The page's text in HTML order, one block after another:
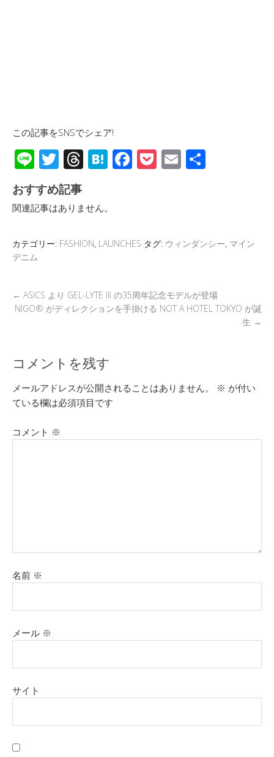
この記事をSNSでシェア!
Li
n
e
T
wi
tt
er
T
hr
e
a
d
H
at
a
F
ac
o
P
o
E
m
おすすめ記事
関連記事はありません。
カテゴリー: FASHION, LAUNCHES タグ: ウィンダンシー, マイン
デニム
← ASICS より GEL-LYTE III の35周年記念モデルが登場
NIGO® がディレクションを手掛ける NOT A HOTEL TOKYO が誕
生 →
コメントを残す
メールアドレスが公開されることはありません。 ※ が付い
ている欄は必須項目です
コメント ※
名前 ※
メール ※
サイト